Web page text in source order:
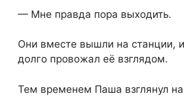
— Мне правда пора выходить.
Они вместе вышли на станции,
долго провожал её взглядом.
Тем временем Паша взглянул